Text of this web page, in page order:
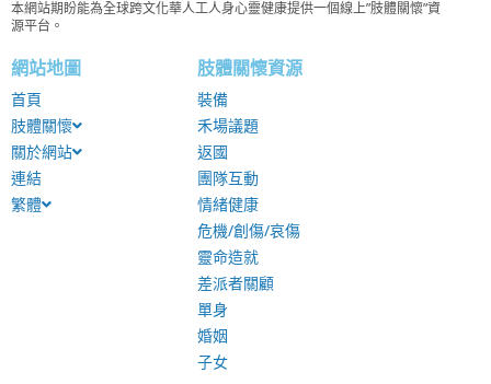
本網站期盼能為全球跨文化華人工人身心靈健康提供一個線上”肢體關懷”資
源平台。
網站地圖
首頁
肢體關懷
關於網站
連結
繁體
肢體關懷資源
裝備
禾場議題
返國
團隊互動
情緒健康
危機/創傷/哀傷
靈命造就
差派者關顧
單身
婚姻
子女